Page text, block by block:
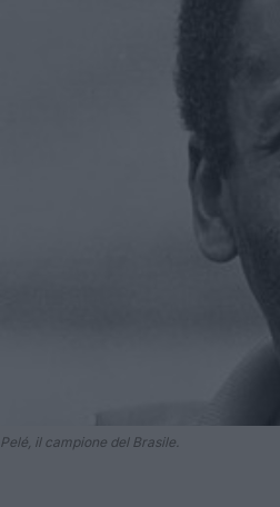
Pelé, il campione del Brasile.